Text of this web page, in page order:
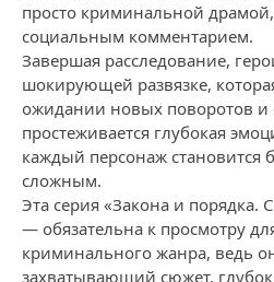
просто криминальной
социальным комментарием.
Завершая расследование,
шокирующей развязке,
ожидании новых поворотов и
простеживается глубокая
каждый персонаж становится
сложным.
Эта серия «Закона и порядка.
— обязательна к просмотру
криминального жанра, ведь
захватывающий сюжет,